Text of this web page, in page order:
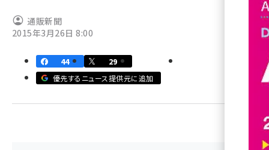
アスクル (1122)
ビィ・フォアード (776)
通販新聞
2015年3月26日 8:00
44
29
優先するニュース提供元に追加